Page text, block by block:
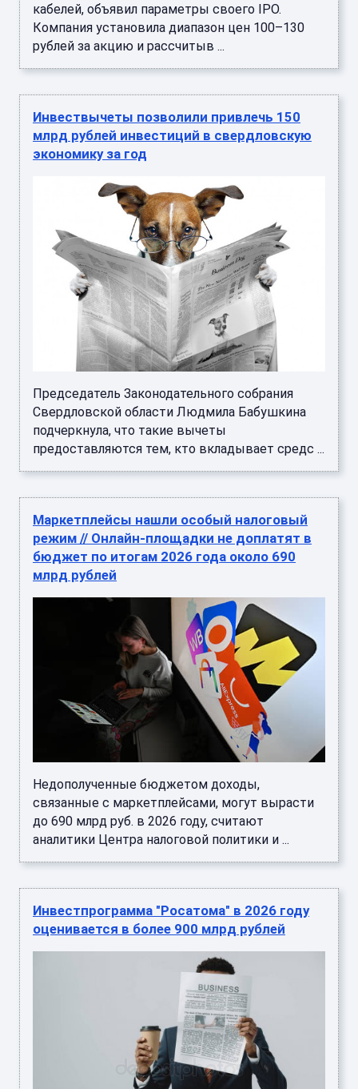
кабелей, объявил параметры своего IPO.
Компания установила диапазон цен 100–130
рублей за акцию и рассчитыв ...
Инвествычеты позволили привлечь 150
млрд рублей инвестиций в свердловскую
экономику за год
Председатель Законодательного собрания
Свердловской области Людмила Бабушкина
подчеркнула, что такие вычеты
предоставляются тем, кто вкладывает средс ...
Маркетплейсы нашли особый налоговый
режим // Онлайн-площадки не доплатят в
бюджет по итогам 2026 года около 690
млрд рублей
Недополученные бюджетом доходы,
связанные с маркетплейсами, могут вырасти
до 690 млрд руб. в 2026 году, считают
аналитики Центра налоговой политики и ...
Инвестпрограмма "Росатома" в 2026 году
оценивается в более 900 млрд рублей